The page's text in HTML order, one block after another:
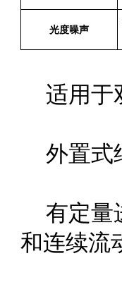
光度噪声
适用于
外置式结
有定量
和连续流动